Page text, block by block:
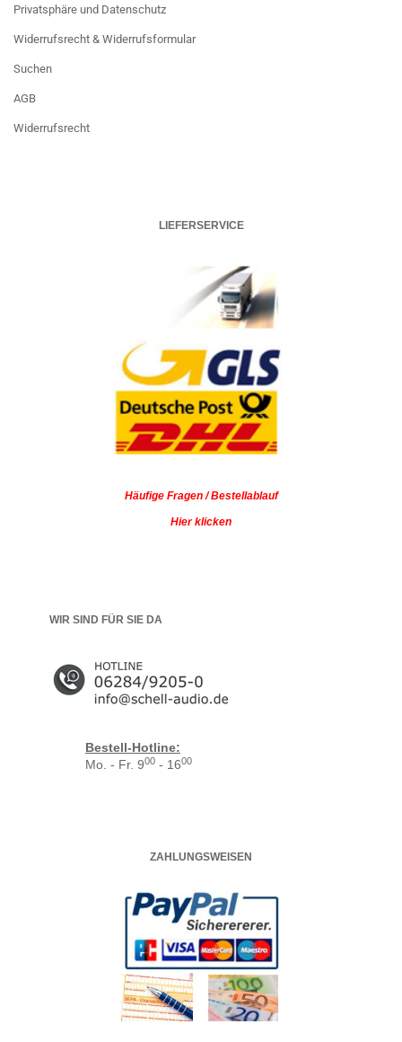
Privatsphäre und Datenschutz
Widerrufsrecht & Widerrufsformular
Suchen
AGB
Widerrufsrecht
LIEFERSERVICE
Häufige Fragen / Bestellablauf
Hier klicken
WIR SIND FÜR SIE DA
Bestell-Hotline:
Mo. - Fr. 900 - 1600
ZAHLUNGSWEISEN